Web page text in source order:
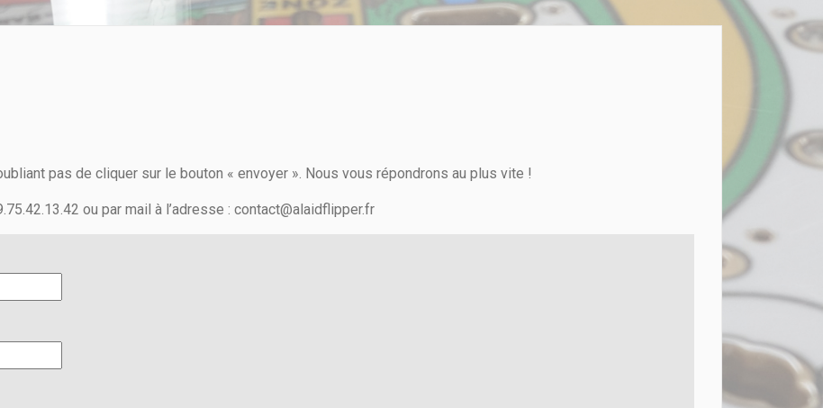
pas de cliquer sur le bouton « envoyer ». Nous vous répondrons au plus vite !
ou par mail à l’adresse : contact@alaidflipper.fr